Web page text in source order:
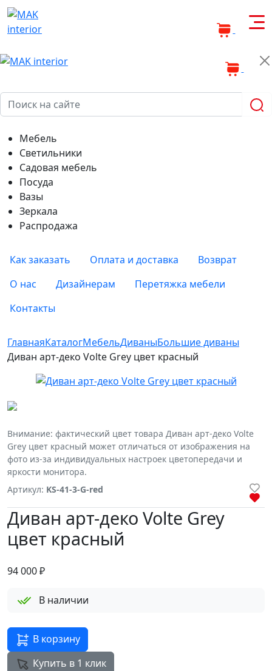
Мебель
Светильники
Садовая мебель
Посуда
Вазы
Зеркала
Распродажа
Как заказать Оплата и доставка
Возврат
О нас
Дизайнерам
Перетяжка мебели
Контакты
ГлавнаяКаталогМебельДиваныБольшие диваны
Диван арт-деко Volte Grey цвет красный
Внимание: фактический цвет товара Диван арт-деко Volte
Grey цвет красный может отличаться от изображения на
фото из-за индивидуальных настроек цветопередачи и
яркости монитора.
Артикул: KS-41-3-G-red
Диван арт-деко Volte Grey
цвет красный
94 000₽
В наличии
В корзину
Купить в 1 клик